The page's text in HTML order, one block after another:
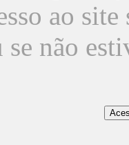
ao
se não